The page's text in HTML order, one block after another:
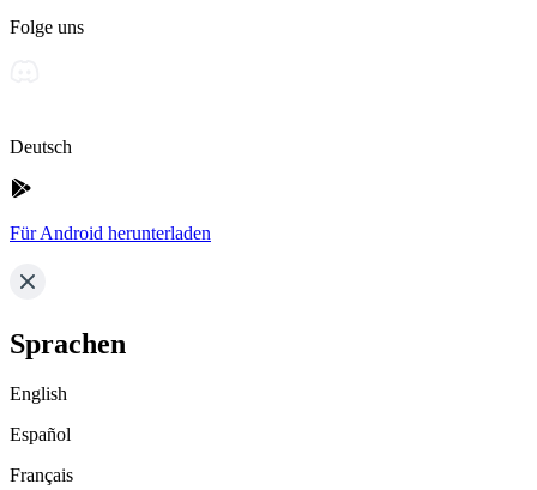
Folge uns
Deutsch
Für Android herunterladen
Sprachen
English
Español
Français